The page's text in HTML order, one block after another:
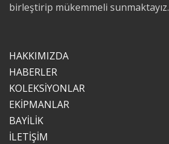
birleştirip mükemmeli sunmaktayız.
HAKKIMIZDA
HABERLER
KOLEKSİYONLAR
EKİPMANLAR
BAYİLİK
İLETİŞİM